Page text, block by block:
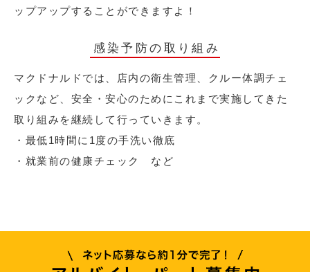
ップアップすることができますよ！
感染予防の取り組み
マクドナルドでは、店内の衛生管理、クルー体調チェ
ックなど、安全・安心のためにこれまで実施してきた
取り組みを継続して行っていきます。
・最低1時間に1度の手洗い徹底
・就業前の健康チェック など